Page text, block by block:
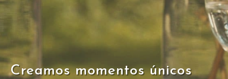
Creamos momentos únicos